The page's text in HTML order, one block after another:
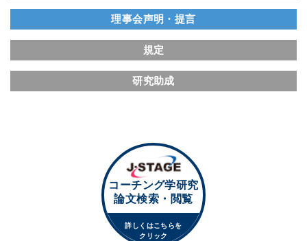
理事会声明・提言
規定
研究助成
コーチング学研究
論文検索・閲覧
詳しくはこちらを
クリック